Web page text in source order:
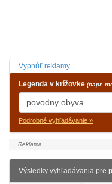
Vypnúť reklamy
Legenda v krížovke (napr.
Podrobné vyhľadávanie »
Výsledky vyhľadávania pre